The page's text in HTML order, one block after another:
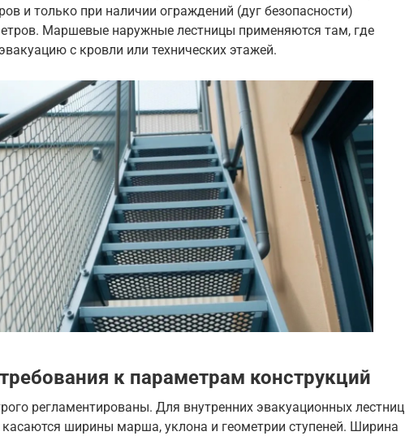
и только при наличии ограждений (дуг безопасности)
Маршевые наружные лестницы применяются там, где
с кровли или технических этажей.
к параметрам конструкций
регламентированы. Для внутренних эвакуационных лестниц
ширины марша, уклона и геометрии ступеней. Ширина